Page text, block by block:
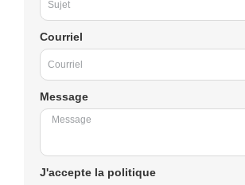
Courriel
Message
J'accepte la politique